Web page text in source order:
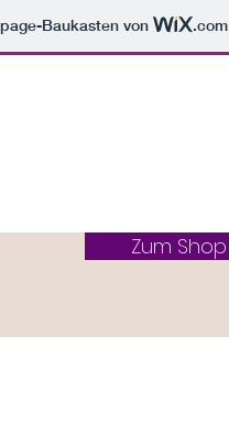
Baukasten von .com
Zum Shop